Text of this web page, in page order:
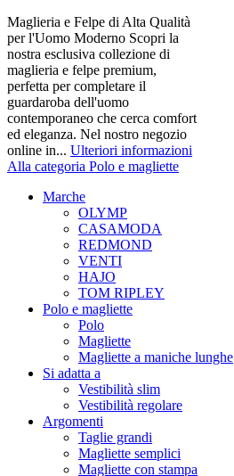
Maglieria e Felpe di Alta Qualità
per l'Uomo Moderno Scopri la
nostra esclusiva collezione di
maglieria e felpe premium,
perfetta per completare il
guardaroba dell'uomo
contemporaneo che cerca comfort
ed eleganza. Nel nostro negozio
online in... Ulteriori informazioni
Alla categoria Polo e magliette
Marche
OLYMP
CASAMODA
REDMOND
VENTI
HAJO
TOM RIPLEY
Polo e magliette
Polo
Magliette
Magliette a maniche lunghe
Si adatta a
Vestibilità slim
Vestibilità regolare
Argomenti
Taglie grandi
Magliette semplici
Magliette con stampa